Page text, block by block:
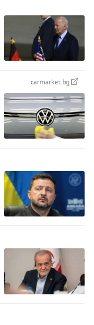
carmarket.bg